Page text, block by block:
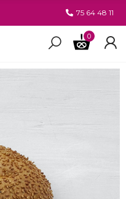
75 64 48 11
0